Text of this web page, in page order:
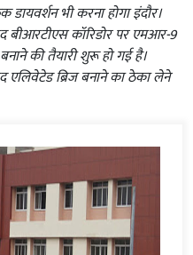
भी करना होगा इंदौर।
बीआरटीएस कॉरिडोर पर एमआर-9
की तैयारी शुरू हो गई है।
एलिवेटेड ब्रिज बनाने का ठेका लेने